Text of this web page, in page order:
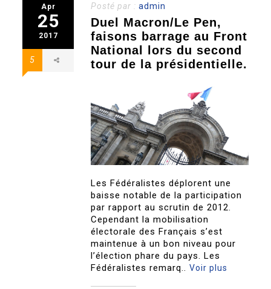
Apr
25
2017
5
Posté par :admin
Duel Macron/Le Pen,
faisons barrage au Front
National lors du second
tour de la présidentielle.
Les Fédéralistes déplorent une
baisse notable de la participation
par rapport au scrutin de 2012.
Cependant la mobilisation
électorale des Français s’est
maintenue à un bon niveau pour
l’élection phare du pays. Les
Fédéralistes remarq..Voir plus